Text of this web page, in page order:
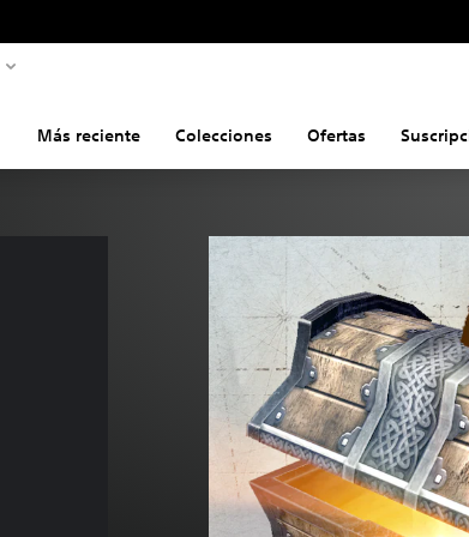
Más reciente Colecciones Ofertas